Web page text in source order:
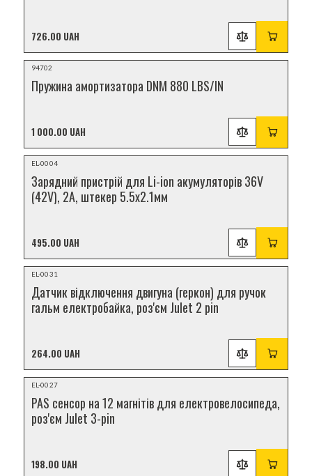
726.00 UAH
НОВИНКА
94702
Пружина амортизатора DNM 880 LBS/IN
1 000.00 UAH
НОВИНКА
EL-0004
Зарядний пристрій для Li-ion акумуляторів 36V
(42V), 2A, штекер 5.5x2.1мм
495.00 UAH
НОВИНКА
EL-0031
Датчик відключення двигуна (геркон) для ручок
гальм електробайка, роз'єм Julet 2 pin
264.00 UAH
НОВИНКА
EL-0027
PAS сенсор на 12 магнітів для електровелосипеда,
роз'єм Julet 3-pin
198.00 UAH